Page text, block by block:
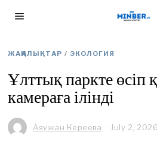
ЖАҢАЛЫҚТАР / ЭКОЛОГИЯ
Ұлттық паркте өсіп
камераға ілінді
Аяужан Кереева July 2, 2026